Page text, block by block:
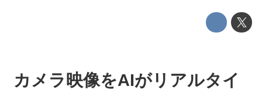
広告掲載について
カメラ映像をAIがリアルタイ